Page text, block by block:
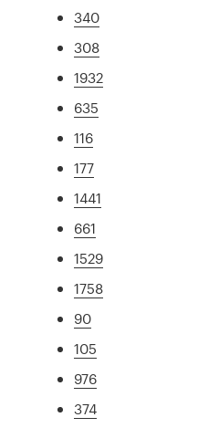
340
308
1932
635
116
177
1441
661
1529
1758
90
105
976
374